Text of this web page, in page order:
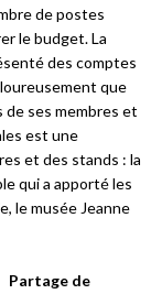
de postes
le budget. La
des comptes
que
de ses membres et
est une
et des stands : la
qui a apporté les
le musée Jeanne
Partage de